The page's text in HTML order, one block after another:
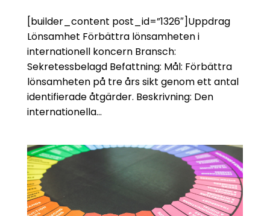
[builder_content post_id=”1326″]Uppdrag
Lönsamhet Förbättra lönsamheten i
internationell koncern Bransch:
Sekretessbelagd Befattning: Mål: Förbättra
lönsamheten på tre års sikt genom ett antal
identifierade åtgärder. Beskrivning: Den
internationella...